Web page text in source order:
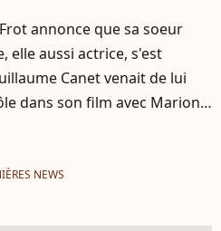
annonce que sa soeur
elle aussi actrice, s'est
Canet venait de lui
dans son film avec Marion
NEWS